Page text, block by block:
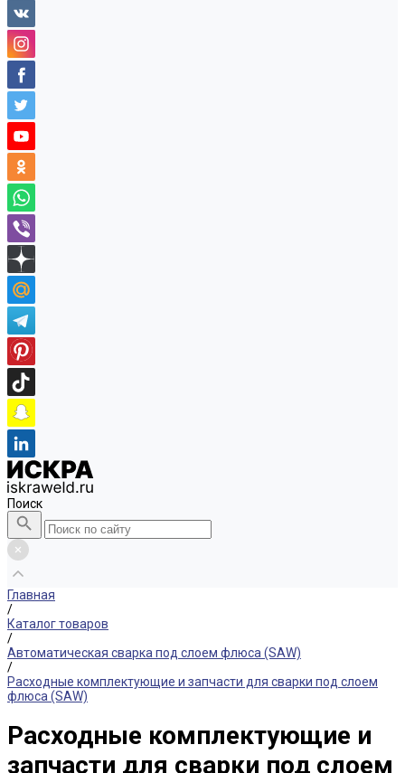
Поиск
Главная
/
Каталог товаров
/
Автоматическая сварка под слоем флюса (SAW)
/
Расходные комплектующие и запчасти для сварки под слоем
флюса (SAW)
Расходные комплектующие и
запчасти для сварки под слоем